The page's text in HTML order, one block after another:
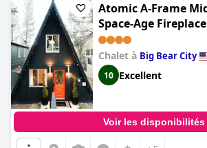
Atomic A-Frame
Space-Age
Swimming
Chalet à Big Bear City
10 Excellent
Voir les disponibilités